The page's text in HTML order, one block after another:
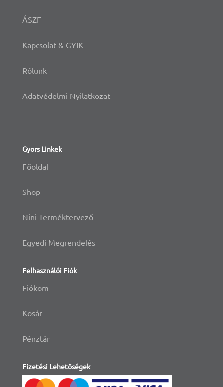
ÁSZF
Kapcsolat & GYIK
Rólunk
Adatvédelmi Nyilatkozat
Gyors Linkek
Főoldal
Shop
Nini Terméktervező
Egyedi Megrendelés
Felhasználói Fiók
Fiókom
Kosár
Pénztár
Fizetési Lehetőségek